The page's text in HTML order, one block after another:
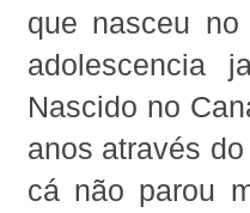
que nasceu
adolescencia
Nascido no
anos através
cá não parou